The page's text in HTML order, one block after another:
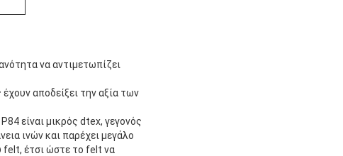
να αντιμετωπίζει
αποδείξει την αξία των
είναι μικρός dtex, γεγονός
ινών και παρέχει μεγάλο
felt, έτσι ώστε το felt να